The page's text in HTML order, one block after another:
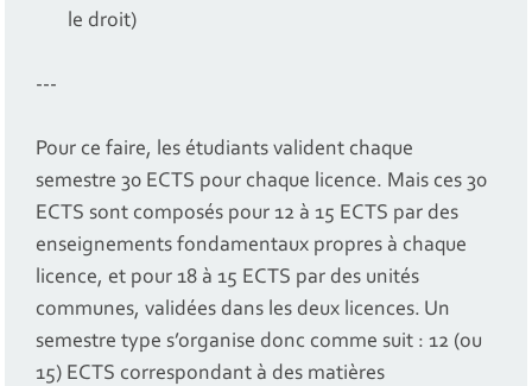
le droit)
---
Pour ce faire, les étudiants valident chaque
semestre 30 ECTS pour chaque licence. Mais ces 30
ECTS sont composés pour 12 à 15 ECTS par des
enseignements fondamentaux propres à chaque
licence, et pour 18 à 15 ECTS par des unités
communes, validées dans les deux licences. Un
semestre type s’organise donc comme suit : 12 (ou
15) ECTS correspondant à des matières